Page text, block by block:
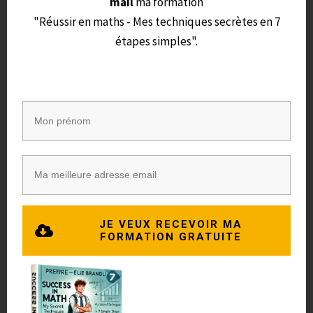
jour
"Réussir en maths - Mes techniques secrètes en 7
étapes simples".
JE VEUX RECEVOIR MA
FORMATION GRATUITE